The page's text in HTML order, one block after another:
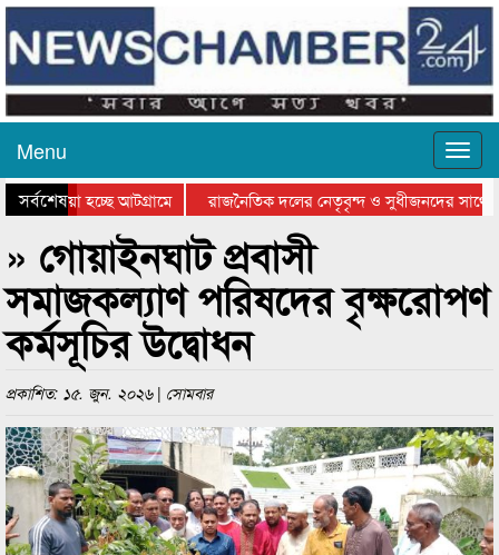
Menu
সর্বশেষ
যাওয়া হচ্ছে আটগ্রামে
রাজনৈতিক দলের নেতৃবৃন্দ ও সুধীজনদের সাথে
পুরস্কার বিতরণ সম্পন্ন
সিলেটে বাংলাদেশ গ্রুপ থিয়েটার ফেডারেশানের
» গোয়াইনঘাট প্রবাসী
সমাজকল্যাণ পরিষদের বৃক্ষরোপণ
কর্মসূচির উদ্বোধন
প্রকাশিত: ১৫. জুন. ২০২৬ | সোমবার